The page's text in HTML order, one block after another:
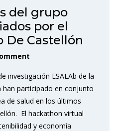
del grupo
por el
Castellón
investigación ESALAb de la
han participado en conjunto
de salud en los últimos
El hackathon virtual
y economía